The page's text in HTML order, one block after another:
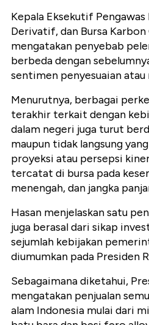
Kepala Eksekutif Pengawas
Derivatif, dan Bursa Karbon
mengatakan penyebab
berbeda dengan
sentimen penyesuaian atau
Menurutnya, berbagai
terakhir terkait dengan
dalam negeri juga turut
maupun tidak langsung
proyeksi atau persepsi
tercatat di bursa pada
menengah, dan jangka
Hasan menjelaskan satu
juga berasal dari sikap
sejumlah kebijakan
diumumkan pada Presiden
Sebagaimana diketahui,
mengatakan penjualan
alam Indonesia mulai dari